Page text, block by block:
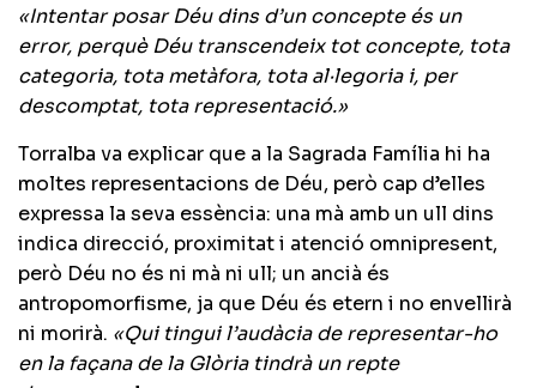
«Intentar posar Déu dins d’un concepte és un
error, perquè Déu transcendeix tot concepte, tota
categoria, tota metàfora, tota al·legoria i, per
descomptat, tota representació.»
Torralba va explicar que a la Sagrada Família hi ha
moltes representacions de Déu, però cap d’elles
expressa la seva essència: una mà amb un ull dins
indica direcció, proximitat i atenció omnipresent,
però Déu no és ni mà ni ull; un ancià és
antropomorfisme, ja que Déu és etern i no envellirà
ni morirà. «Qui tingui l’audàcia de representar-ho
en la façana de la Glòria tindrà un repte